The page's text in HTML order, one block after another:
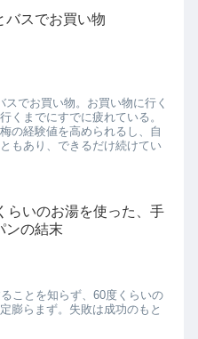
バスでお買い物
でお買い物。お買い物に行く
くまでにすでに疲れている。
の経験値を高められるし、自
もあり、できるだけ続けてい
らいのお湯を使った、手
ンの結末
ことを知らず、60度くらいの
膨らまず。失敗は成功のもと